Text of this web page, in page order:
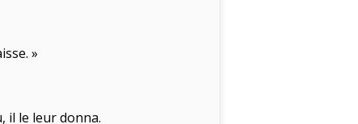
»
il le leur donna.